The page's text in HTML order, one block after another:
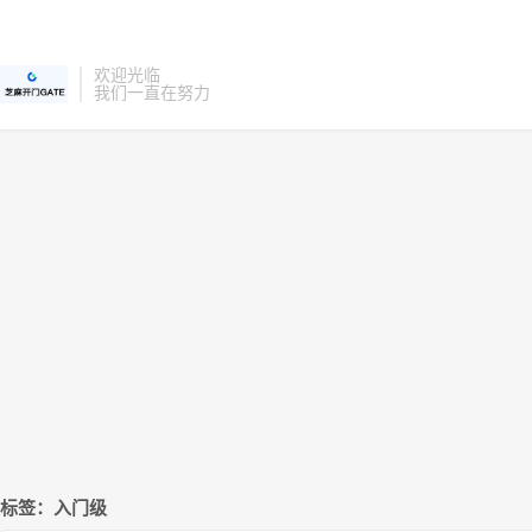
欢迎光临
我们一直在努力
标签：入门级